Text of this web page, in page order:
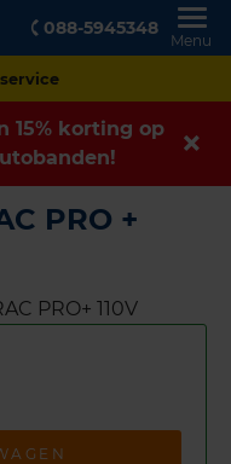
088-5945348
Menu
15% korting op
PRO +